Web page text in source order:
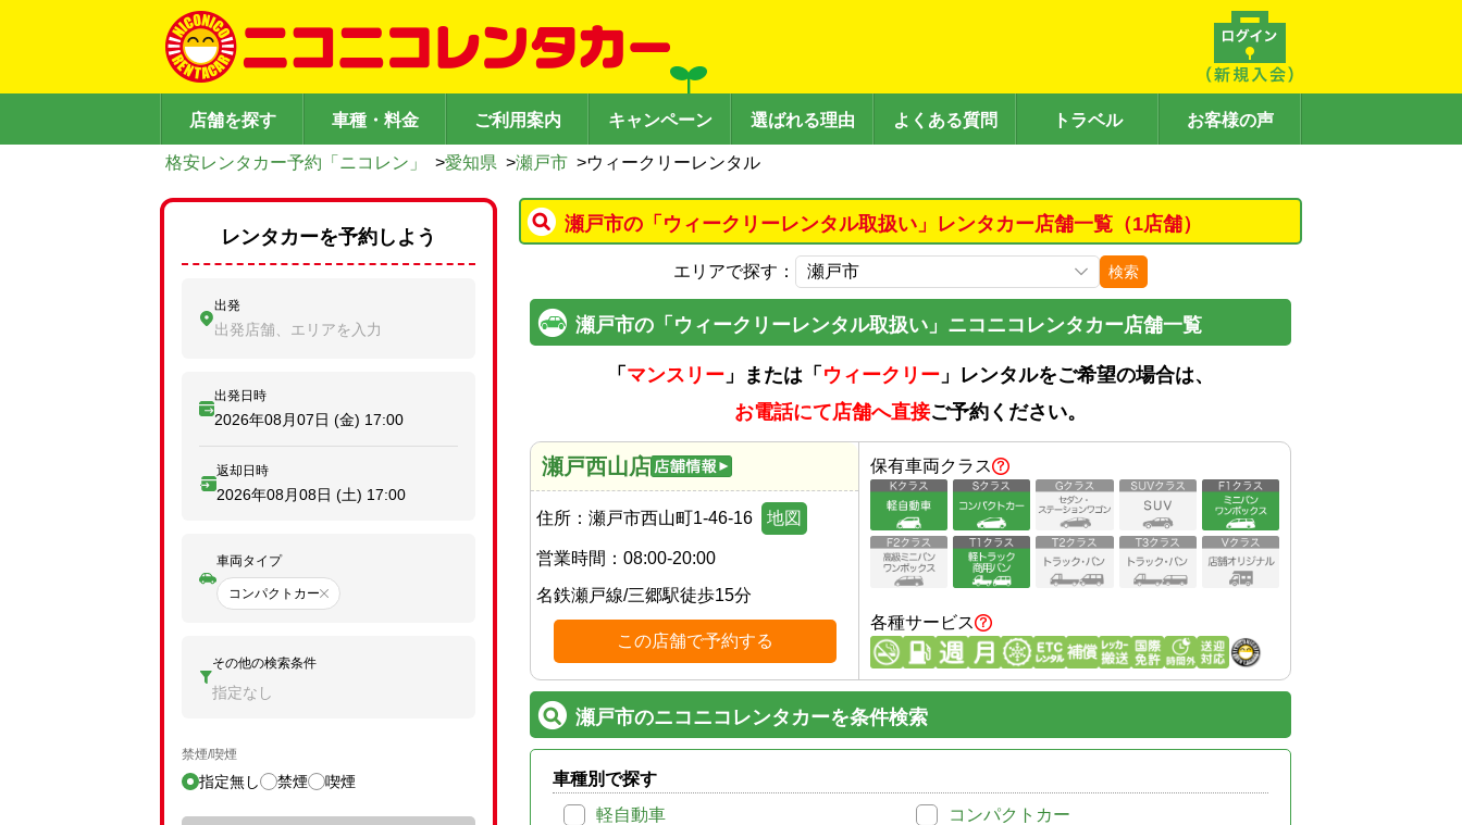
店舗を探す 車種・料金 ご利用案内 キャンペーン 選ばれる理由 よくある質問 トラベル お客様の声
格安レンタカー予約「ニコレン」 >愛知県 >瀬戸市 >ウィークリーレンタル
瀬戸市の「ウィークリーレンタル取扱い」レンタカー店舗一覧（1店舗）
エリアで探す： 検索
瀬戸市の「ウィークリーレンタル取扱い」ニコニコレンタカー店舗一覧
「 マンスリー 」または「 ウィークリー 」レンタルをご希望の場合は、
お電話にて店舗へ直接ご予約ください。
瀬戸西山店
住所： 瀬戸市西山町1-46-16 地図
営業時間： 08:00-20:00
名鉄瀬戸線/三郷駅徒歩15分
この店舗で予約する
保有車両クラス
各種サービス
瀬戸市のニコニコレンタカーを条件検索
車種別で探す
軽自動車
コンパクトカー
レンタカーを予約しよう
出発
出発店舗、エリアを入力
出発日時
2026年08月07日 (金) 17:00
返却日時
2026年08月08日 (土) 17:00
車両タイプ
コンパクトカー
その他の検索条件
指定なし
禁煙/喫煙
指定無し 禁煙 喫煙